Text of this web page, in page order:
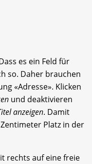
es ein Feld für
so. Daher brauchen
«Adresse». Klicken
und deaktivieren
anzeigen. Damit
Platz in der
rechts auf eine freie